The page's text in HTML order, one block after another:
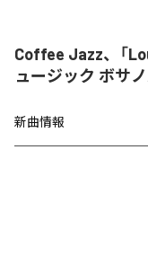
Coffee Jazz、「
ュージック ボサ
新曲情報